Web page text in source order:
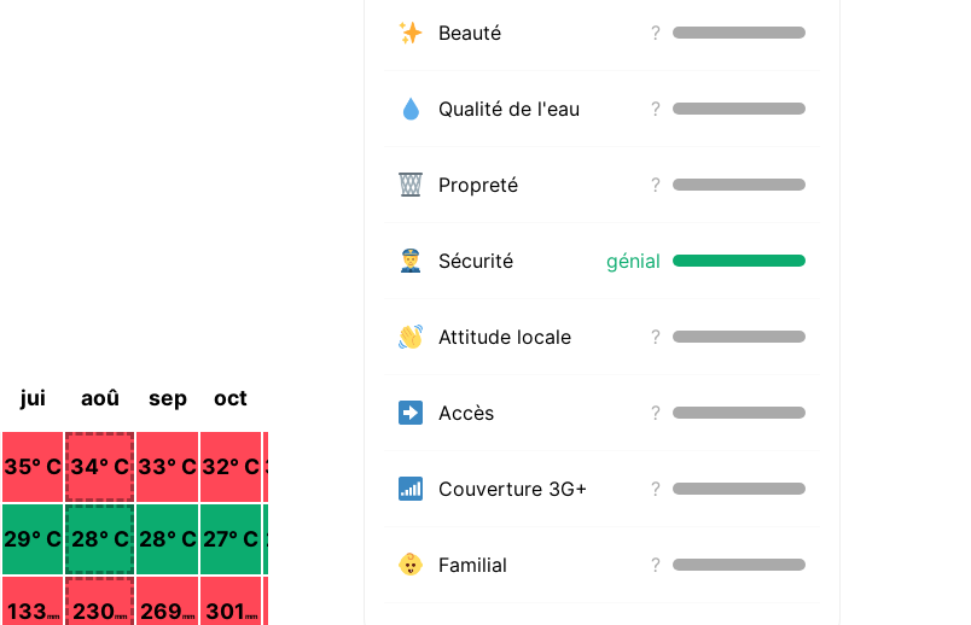
jui aoû sep oct
35° C 34° C 33° C 32° C 30
29° C 28° C 28° C 27° C 26
133mm 230mm 269mm 301 mm
Beauté ?
Qualité de l'eau ?
Propreté ?
Sécurité génial
Attitude locale ?
Accès ?
Couverture 3G+ ?
Familial ?